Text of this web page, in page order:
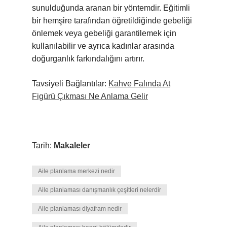
sunulduğunda aranan bir yöntemdir. Eğitimli
bir hemşire tarafından öğretildiğinde gebeliği
önlemek veya gebeliği garantilemek için
kullanılabilir ve ayrıca kadınlar arasında
doğurganlık farkındalığını artırır.
Tavsiyeli Bağlantılar: Kahve Falında At
Figürü Çıkması Ne Anlama Gelir
Tarih: Makaleler
Aile planlama merkezi nedir
Aile planlaması danışmanlık çeşitleri nelerdir
Aile planlaması diyafram nedir